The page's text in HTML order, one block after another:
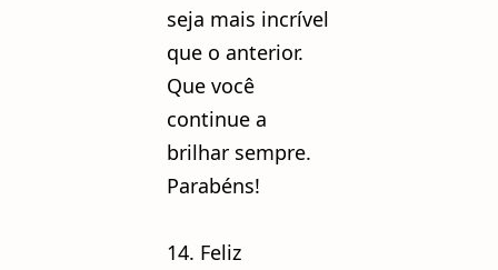
seja mais incrível
que o anterior.
Que você
continue a
brilhar sempre.
Parabéns!
14. Feliz